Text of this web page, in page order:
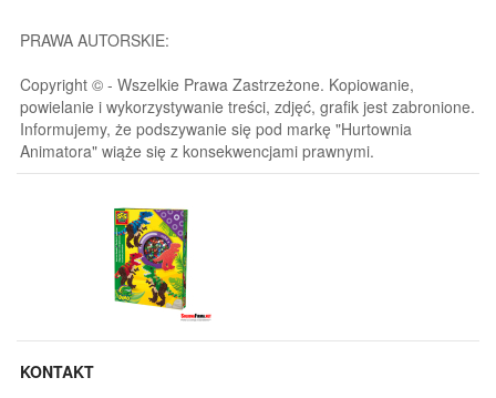
PRAWA AUTORSKIE:
Copyright © - Wszelkie Prawa Zastrzeżone. Kopiowanie,
powielanie i wykorzystywanie treści, zdjęć, grafik jest zabronione.
Informujemy, że podszywanie się pod markę "Hurtownia
Animatora" wiąże się z konsekwencjami prawnymi.
KONTAKT